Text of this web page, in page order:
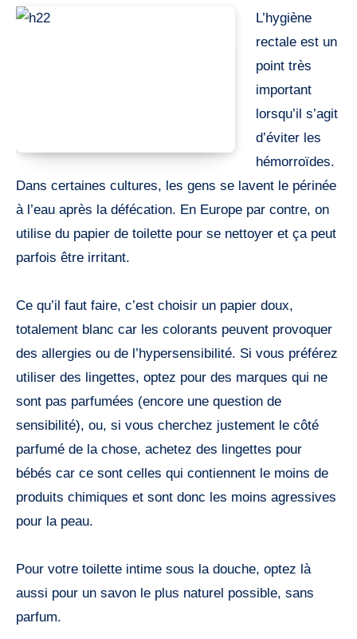
L’hygiène
rectale est un
point très
important
lorsqu’il s’agit
d’éviter les
hémorroïdes.
Dans certaines cultures, les gens se lavent le périnée
à l’eau après la défécation. En Europe par contre, on
utilise du papier de toilette pour se nettoyer et ça peut
parfois être irritant.
Ce qu’il faut faire, c’est choisir un papier doux,
totalement blanc car les colorants peuvent provoquer
des allergies ou de l’hypersensibilité. Si vous préférez
utiliser des lingettes, optez pour des marques qui ne
sont pas parfumées (encore une question de
sensibilité), ou, si vous cherchez justement le côté
parfumé de la chose, achetez des lingettes pour
bébés car ce sont celles qui contiennent le moins de
produits chimiques et sont donc les moins agressives
pour la peau.
Pour votre toilette intime sous la douche, optez là
aussi pour un savon le plus naturel possible, sans
parfum.